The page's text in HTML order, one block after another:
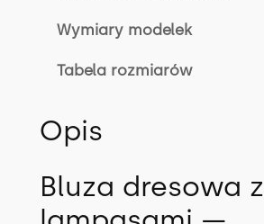
8
o
l
o
Wymiary modelek
Tabela rozmiarów
Opis
Bluza dresowa z